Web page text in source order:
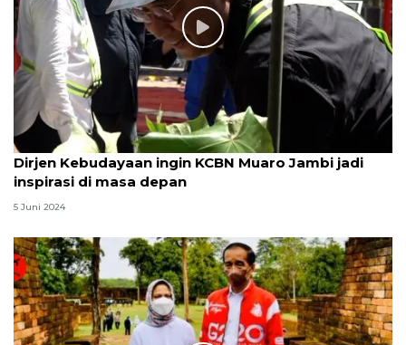
Dirjen Kebudayaan ingin KCBN Muaro Jambi jadi
inspirasi di masa depan
5 Juni 2024